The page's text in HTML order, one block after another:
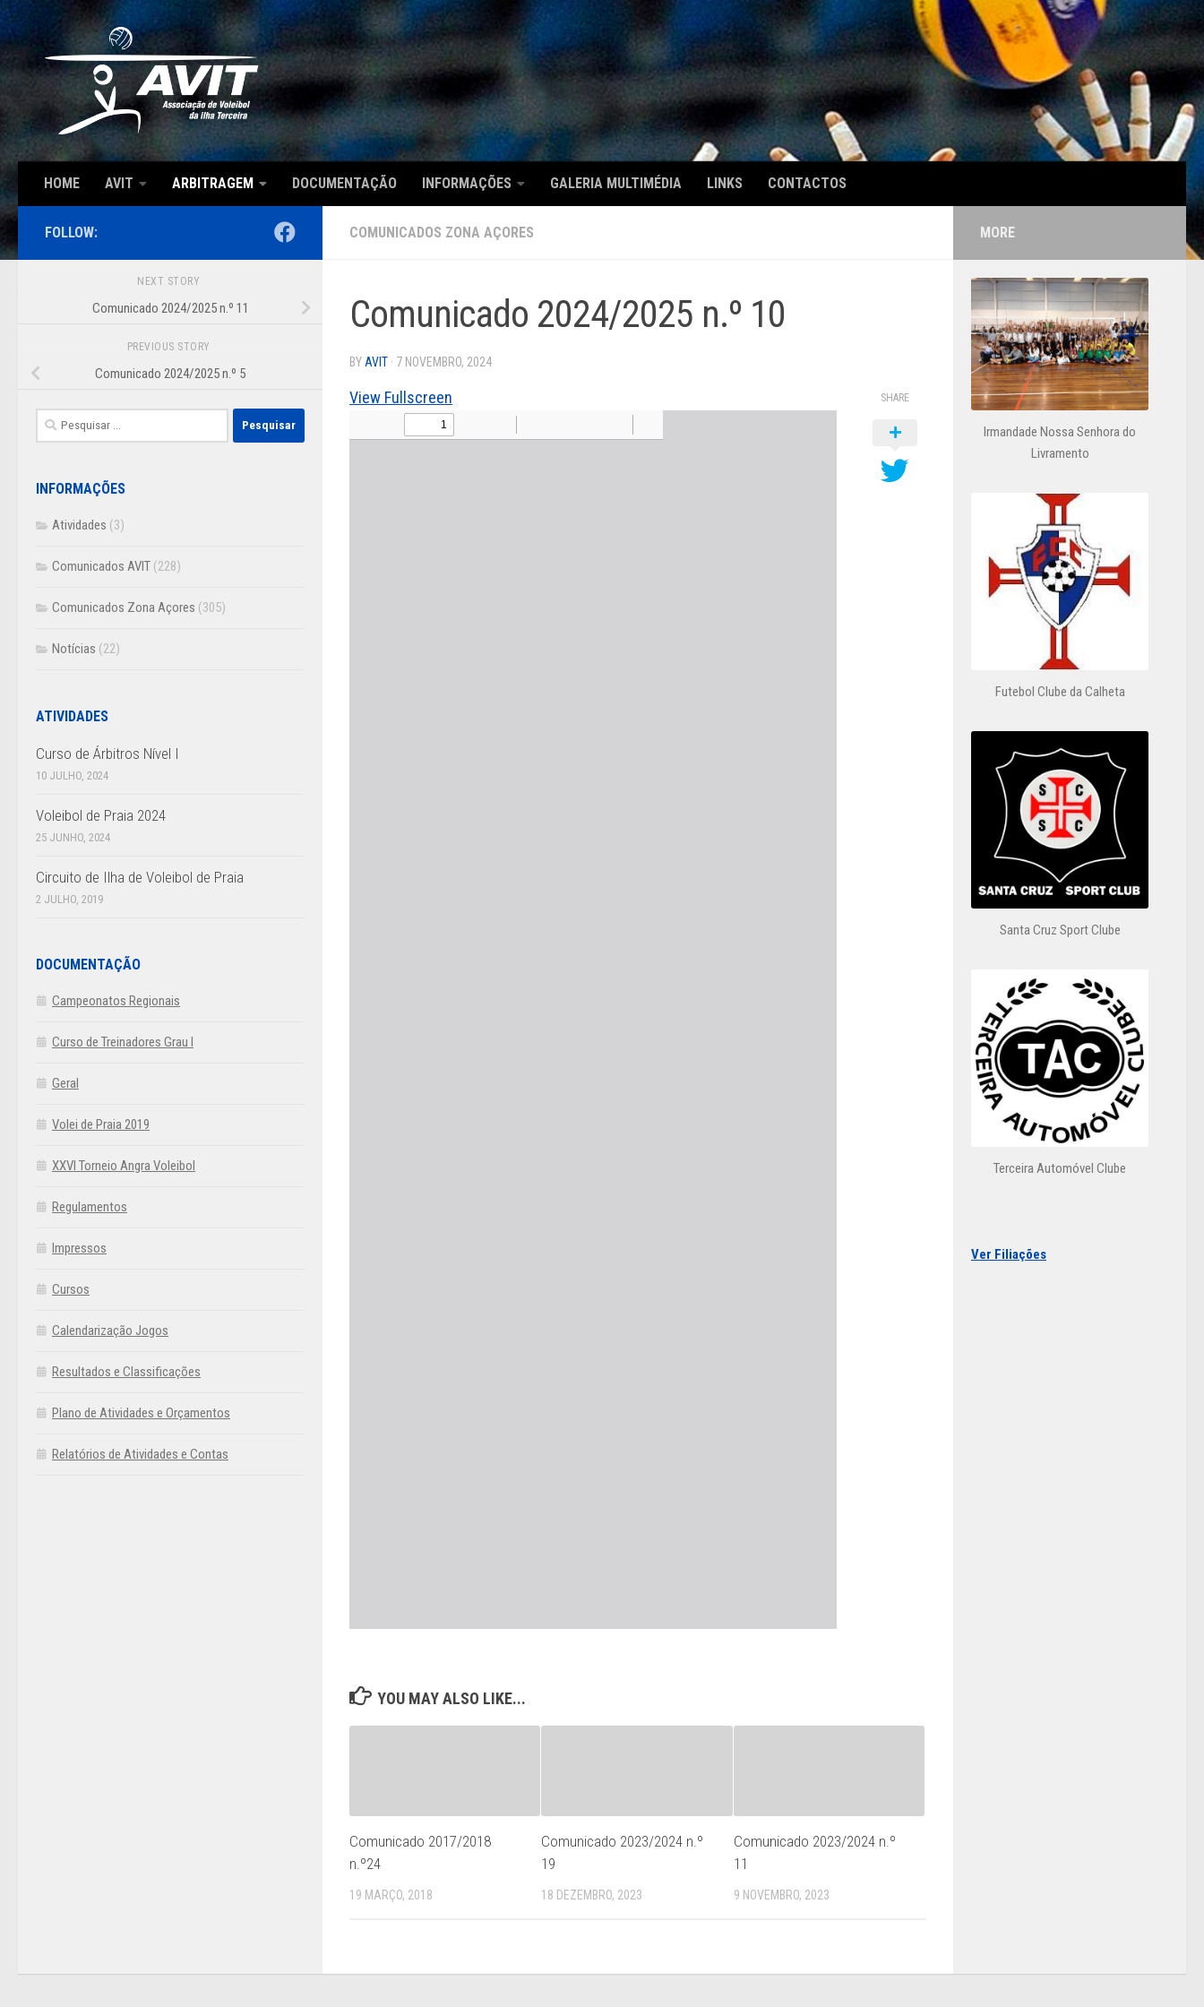
Skip to content
HOME AVIT ARBITRAGEM DOCUMENTAÇÃO INFORMAÇÕES GALERIA MULTIMÉDIA LINKS CONTACTOS
COMUNICADOS ZONA AÇORES
Comunicado 2024/2025 n.º 10
BY AVIT · 7 NOVEMBRO, 2024
View Fullscreen SHARE
YOU MAY ALSO LIKE...
Comunicado 2017/2018
n.º24
19 MARÇO, 2018
Comunicado 2023/2024 n.º
19
18 DEZEMBRO, 2023
Comunicado 2023/2024 n.º
11
9 NOVEMBRO, 2023
FOLLOW:
NEXT STORY
Comunicado 2024/2025 n.º 11
PREVIOUS STORY
Comunicado 2024/2025 n.º 5
Pesquisar
por:
INFORMAÇÕES
Atividades (3)
Comunicados AVIT (228)
Comunicados Zona Açores (305)
Notícias (22)
ATIVIDADES
Curso de Árbitros Nível I
10 JULHO, 2024
Voleibol de Praia 2024
25 JUNHO, 2024
Circuito de Ilha de Voleibol de Praia
2 JULHO, 2019
DOCUMENTAÇÃO
Campeonatos Regionais
Curso de Treinadores Grau I
Geral
Volei de Praia 2019
XXVI Torneio Angra Voleibol
Regulamentos
Impressos
Cursos
Calendarização Jogos
Resultados e Classificações
Plano de Atividades e Orçamentos
Relatórios de Atividades e Contas
MORE
Irmandade Nossa Senhora do
Livramento
Futebol Clube da Calheta
Santa Cruz Sport Clube
Terceira Automóvel Clube
Ver Filiações